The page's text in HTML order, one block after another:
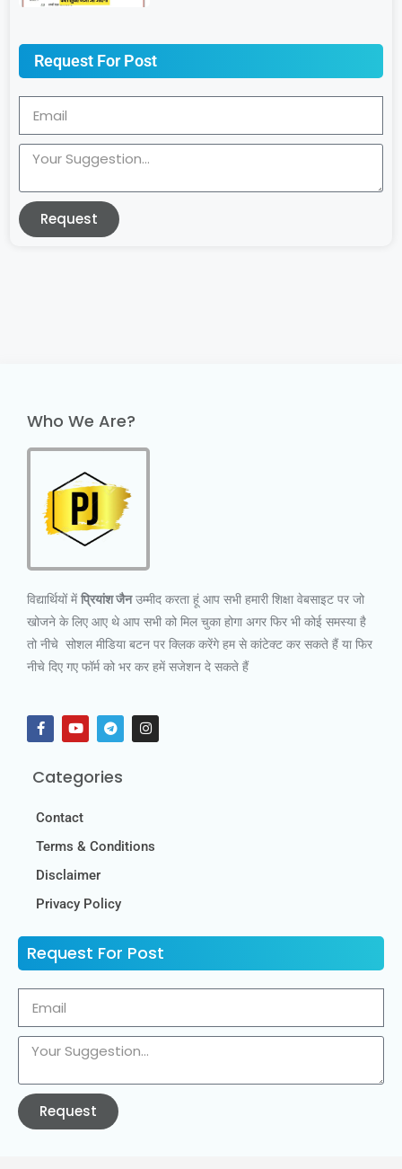
Request For Post
Request
Who We Are?
विद्यार्थियों मेंप्रियांश जैनउम्मीद करता हूं आप सभी हमारी शिक्षा वेबसाइट पर जो
खोजने के लिए आए थे आप सभी को मिल चुका होगा अगर फिर भी कोई समस्या है
तो नीचे सोशल मीडिया बटन पर क्लिक करेंगे हम से कांटेक्ट कर सकते हैं या फिर
नीचे दिए गए फॉर्म को भर कर हमें सजेशन दे सकते हैं
Categories
Contact
Terms & Conditions
Disclaimer
Privacy Policy
Request For Post
Request